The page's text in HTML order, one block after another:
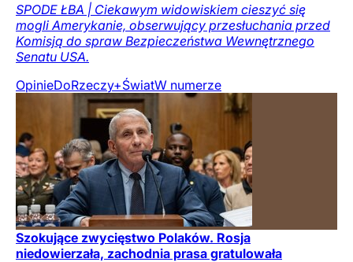
SPODE ŁBA | Ciekawym widowiskiem cieszyć się
mogli Amerykanie, obserwujący przesłuchania przed
Komisją do spraw Bezpieczeństwa Wewnętrznego
Senatu USA.
OpinieDoRzeczy+ŚwiatW numerze
Szokujące zwycięstwo Polaków. Rosja
niedowierzała, zachodnia prasa gratulowała